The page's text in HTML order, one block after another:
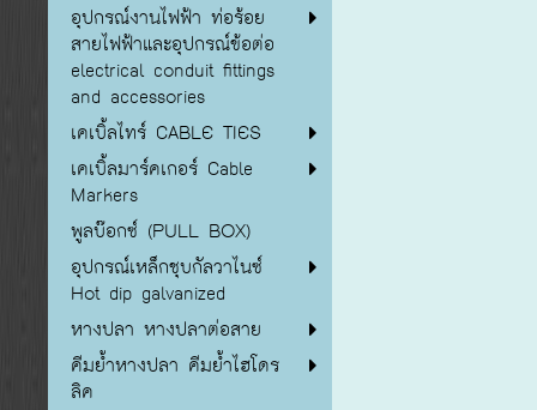
อุปกรณ์งานไฟฟ้า ท่อร้อย
สายไฟฟ้าและอุปกรณ์ข้อต่อ
electrical conduit fittings
and accessories
เคเบิ้ลไทร์ CABLE TIES
เคเบิ้ลมาร์คเกอร์ Cable
Markers
พูลบ๊อกซ์ (PULL BOX)
อุปกรณ์เหล็กชุบกัลวาไนซ์
Hot dip galvanized
หางปลา หางปลาต่อสาย
คีมย้ำหางปลา คีมย้ำไฮโดร
ลิค